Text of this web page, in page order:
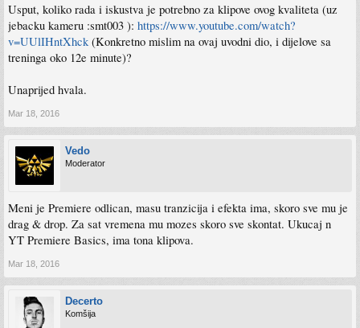
Usput, koliko rada i iskustva je potrebno za klipove ovog kvaliteta (uz
jebacku kameru :smt003 ): https://www.youtube.com/watch?
v=UUlIHntXhck(Konkretno mislim na ovaj uvodni dio, i dijelove sa
treninga oko 12e minute)?
Unaprijed hvala.
Mar 18, 2016
Vedo
Moderator
Meni je Premiere odlican, masu tranzicija i efekta ima, skoro sve mu je
drag & drop. Za sat vremena mu mozes skoro sve skontat. Ukucaj n
YT Premiere Basics, ima tona klipova.
Mar 18, 2016
Decerto
Komšija